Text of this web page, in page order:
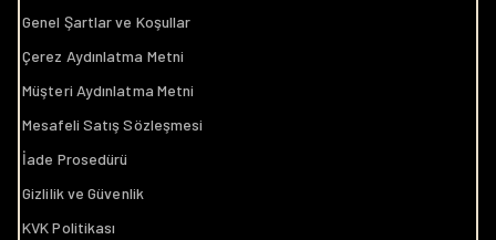
Genel Şartlar ve Koşullar
Çerez Aydınlatma Metni
Müşteri Aydınlatma Metni
Mesafeli Satış Sözleşmesi
İade Prosedürü
Gizlilik ve Güvenlik
KVK Politikası